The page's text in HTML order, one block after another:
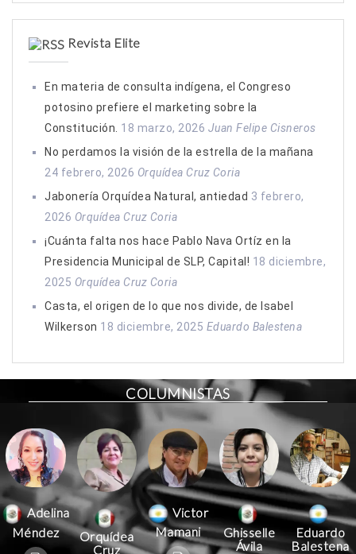
Revista Elite
En materia de consulta indígena, el Congreso
potosino prefiere el marketing sobre la
Constitución. 18 marzo, 2026 Juan Felipe Cisneros
No perdamos la visión de la estrella de la mañana
24 febrero, 2026 Orquídea Cruz Coria
Jabonería Orquídea Natural, antiedad 3 febrero,
2026 Orquídea Cruz Coria
¡Cuánta falta nos hace Pablo Nava Ortíz en la
Presidencia Municipal de SLP, Capital! 18 diciembre,
2025 Orquídea Cruz Coria
Casta, el origen de lo que nos divide, de Isabel
Wilkerson 18 diciembre, 2025 Eduardo Balestena
COLUMNISTAS
Adelina
Méndez
Orquídea
Cruz
Victor
Mamani
Ghisselle
Ávila
Eduardo
Balestena